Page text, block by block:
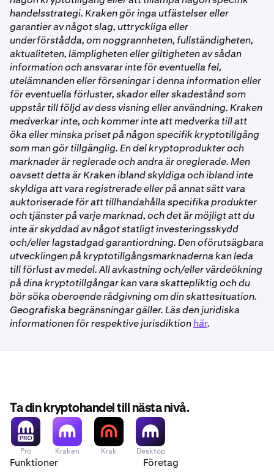
handelsstrategi. Kraken gör inga utfästelser eller
garantier av något slag, uttryckliga eller
underförstådda, om noggrannheten, fullständigheten,
aktualiteten, lämpligheten eller giltigheten av sådan
information och ansvarar inte för eventuella fel,
utelämnanden eller förseningar i denna information eller
för eventuella förluster, skador eller skadestånd som
uppstår till följd av dess visning eller användning. Kraken
medverkar inte, och kommer inte att medverka till att
öka eller minska priset på någon specifik kryptotillgång
som man gör tillgänglig. En del kryptoprodukter och
marknader är reglerade och andra är oreglerade. Men
oavsett detta är Kraken ibland skyldiga och ibland inte
skyldiga att vara registrerade eller på annat sätt vara
auktoriserade för att tillhandahålla specifika produkter
och tjänster på varje marknad, och det är möjligt att du
inte är skyddad av något statligt investeringsskydd
och/eller lagstadgad garantiordning. Den oförutsägbara
utvecklingen på kryptotillgångsmarknaderna kan leda
till förlust av medel. All avkastning och/eller värdeökning
på dina kryptotillgångar kan vara skattepliktig och du
bör söka oberoende rådgivning om din skattesituation.
Geografiska begränsningar gäller. Läs den juridiska
informationen för respektive jurisdiktionhär.
Ta din kryptohandel till nästa nivå.
Pro Kraken Krak Desktop
Funktioner Företag